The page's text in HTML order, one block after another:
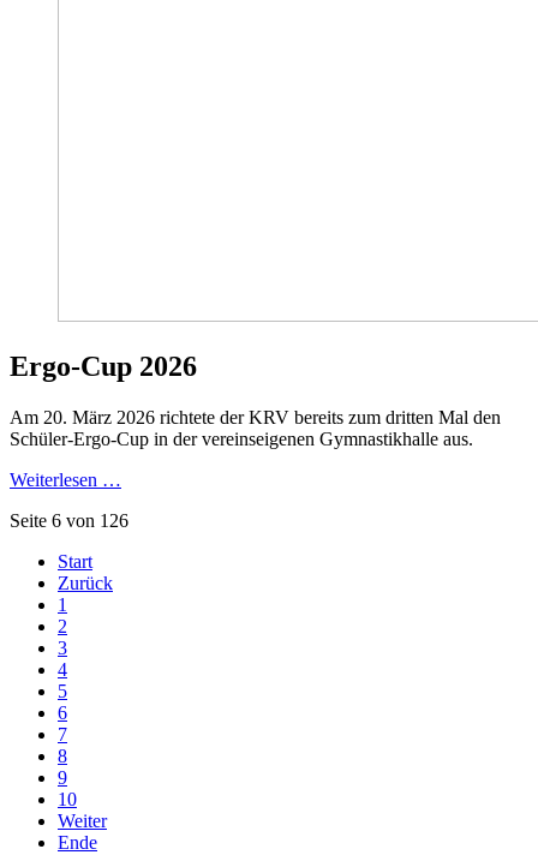
Ergo-Cup 2026
Am 20. März 2026 richtete der KRV bereits zum dritten Mal den
Schüler-Ergo-Cup in der vereinseigenen Gymnastikhalle aus.
Weiterlesen …
Seite 6 von 126
Start
Zurück
1
2
3
4
5
6
7
8
9
10
Weiter
Ende